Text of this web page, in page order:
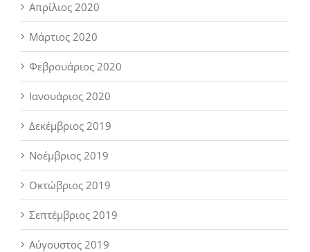
Απρίλιος 2020
Μάρτιος 2020
Φεβρουάριος 2020
Ιανουάριος 2020
Δεκέμβριος 2019
Νοέμβριος 2019
Οκτώβριος 2019
Σεπτέμβριος 2019
Αύγουστος 2019